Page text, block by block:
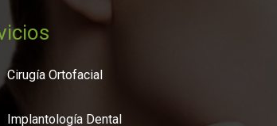
Cirugía Ortofacial
Implantología Dental